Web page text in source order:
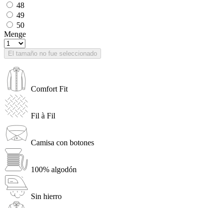
48
49
50
Menge
El tamaño no fue seleccionado
Comfort Fit
Fil à Fil
Camisa con botones
100% algodón
Sin hierro